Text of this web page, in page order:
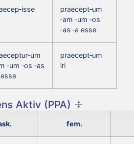
praecept‑um
‑am ‑um ‑os
‑as ‑a esse
‑um ‑os ‑as
esse
praecept‑um
iri
Aktiv (PPA)
fem.